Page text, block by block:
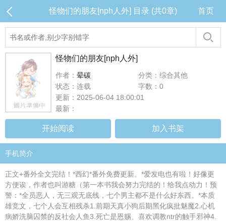
怪物们的朋友[nph人外] 目录 (共0章) 首页
怪物们的朋友[nph人外]
作者： 晕碳
分类：综合其他
状态：连载
字数：0
更新：2025-06-04 18:00:01
最新：
开始阅读 加入书架
手机简介
正文+番外全文完结！*西幻*番外免费更新。*爱发电也有啦！好像更
方便诶，作者也叫游糖（第一本书我会努力完结的！给我点动力！预
警：*全员恶人，无三观无底线，七个男主都不是什么好东西。*本质
雄竞文，七个人会互相残杀1.前期天真小狗后期黑化疯批魅魔2.心机
病娇洗脑囚禁的反社会人鱼3.死亡是恩赐、喜欢调教ntr的触手邪神4.